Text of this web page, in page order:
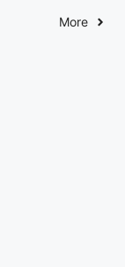
More